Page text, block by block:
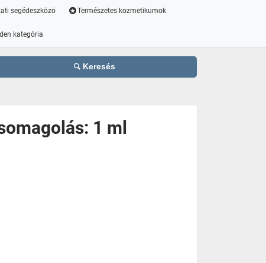
segédeszközö Természetes kozmetikumok
kategória
Keresés
1 ml